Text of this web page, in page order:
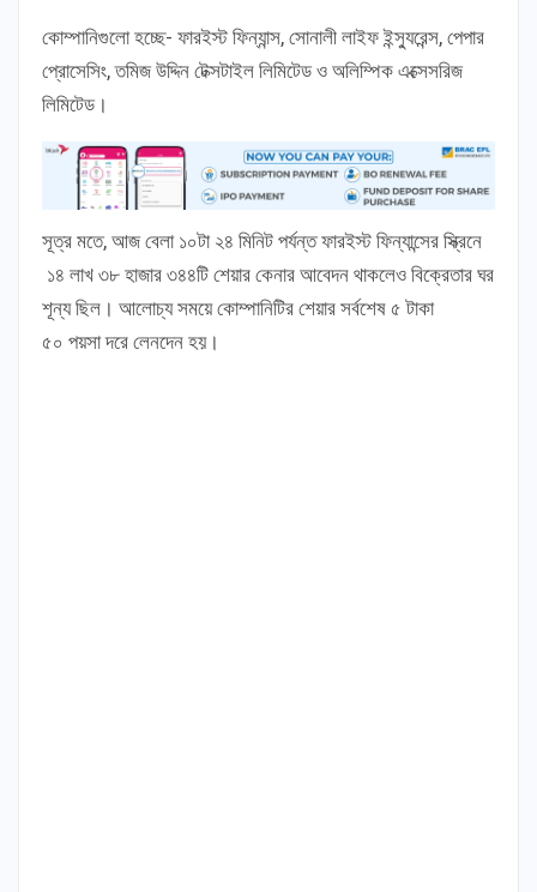
কোম্পানিগুলো হচ্ছে- ফারইস্ট ফিন্যান্স, সোনালী লাইফ ইন্স্যুরেন্স, পেপার
প্রোসেসিং, তমিজ উদ্দিন টেক্সটাইল লিমিটেড ও অলিম্পিক এক্সেসরিজ
লিমিটেড।
সূত্র মতে, আজ বেলা ১০টা ২৪ মিনিট পর্যন্ত ফারইস্ট ফিন্যান্সের স্ক্রিনে
১৪ লাখ ৩৮ হাজার ৩৪৪টি শেয়ার কেনার আবেদন থাকলেও বিক্রেতার ঘর
শূন্য ছিল। আলোচ্য সময়ে কোম্পানিটির শেয়ার সর্বশেষ ৫ টাকা
৫০ পয়সা দরে লেনদেন হয়।